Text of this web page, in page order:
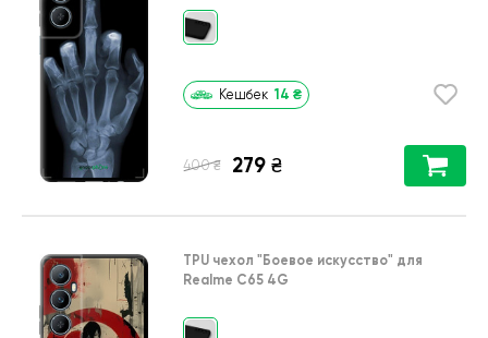
Кешбек 14 ₴
400 ₴ 279 ₴
TPU чехол "Боевое искусство" для
Realme C65 4G